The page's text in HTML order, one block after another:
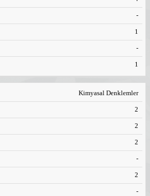
-
1
-
1
Kimyasal Denklemler
2
2
2
-
2
-